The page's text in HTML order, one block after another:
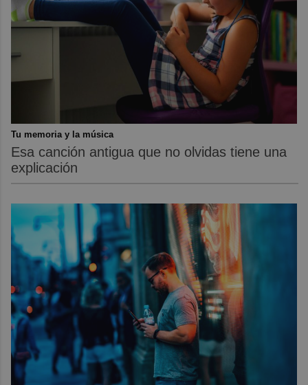
Tu memoria y la música
Esa canción antigua que no olvidas tiene una
explicación